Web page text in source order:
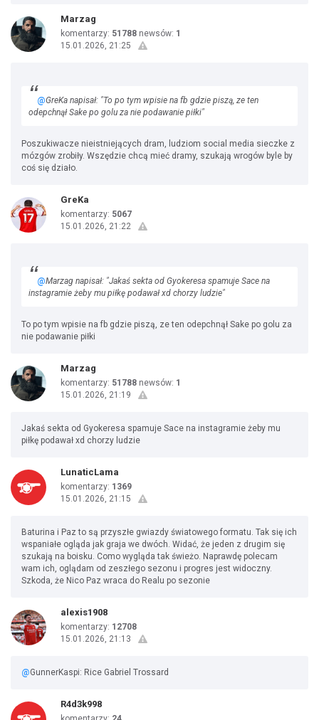
Marzag
komentarzy: 51788 newsów: 1
15.01.2026, 21:25
@GreKa napisał: "To po tym wpisie na fb gdzie piszą, ze ten
odepchnął Sake po golu za nie podawanie piłki"
Poszukiwacze nieistniejących dram, ludziom social media sieczke z
mózgów zrobiły. Wszędzie chcą mieć dramy, szukają wrogów byle by
coś się działo.
GreKa
komentarzy: 5067
15.01.2026, 21:22
@Marzag napisał: "Jakaś sekta od Gyokeresa spamuje Sace na
instagramie żeby mu piłkę podawał xd chorzy ludzie"
To po tym wpisie na fb gdzie piszą, ze ten odepchnął Sake po golu za
nie podawanie piłki
Marzag
komentarzy: 51788 newsów: 1
15.01.2026, 21:19
Jakaś sekta od Gyokeresa spamuje Sace na instagramie żeby mu
piłkę podawał xd chorzy ludzie
LunaticLama
komentarzy: 1369
15.01.2026, 21:15
Baturina i Paz to są przyszłe gwiazdy światowego formatu. Tak się ich
wspaniałe ogląda jak graja we dwóch. Widać, że jeden z drugim się
szukają na boisku. Como wygląda tak świeżo. Naprawdę polecam
wam ich, oglądam od zeszłego sezonu i progres jest widoczny.
Szkoda, że Nico Paz wraca do Realu po sezonie
alexis1908
komentarzy: 12708
15.01.2026, 21:13
@GunnerKaspi: Rice Gabriel Trossard
R4d3k998